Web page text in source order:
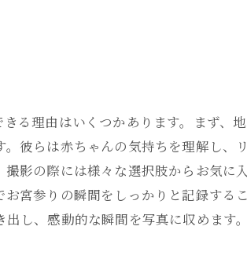
る理由はいくつかあります。まず、
彼らは赤ちゃんの気持ちを理解し、
影の際には様々な選択肢からお気に
宮参りの瞬間をしっかりと記録する
し、感動的な瞬間を写真に収めます